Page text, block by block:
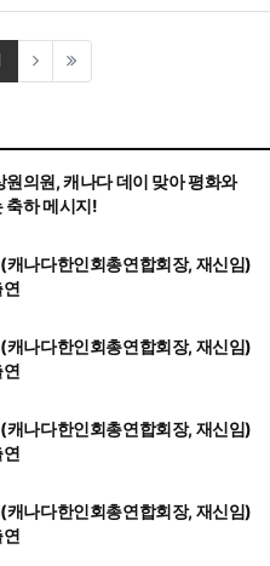
(current)
원의원, 캐나다 데이 맞아 평화와
축하 메시지!
나다한인회총연합회장, 재신임)
연
나다한인회총연합회장, 재신임)
연
나다한인회총연합회장, 재신임)
연
나다한인회총연합회장, 재신임)
연